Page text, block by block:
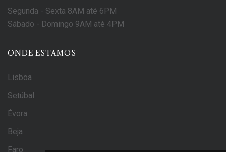
Segunda - Sexta 8AM até 6PM
Sábado - Domingo 9AM até 4PM
ONDE ESTAMOS
Lisboa
Setúbal
Évora
Beja
Faro